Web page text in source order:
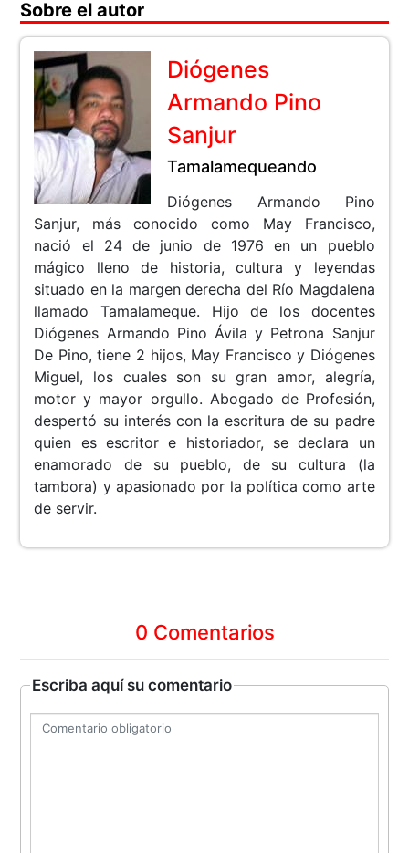
Sobre el autor
Diógenes
Armando Pino
Sanjur
Tamalamequeando
Diógenes Armando Pino
Sanjur, más conocido como May Francisco,
nació el 24 de junio de 1976 en un pueblo
mágico lleno de historia, cultura y leyendas
situado en la margen derecha del Río Magdalena
llamado Tamalameque. Hijo de los docentes
Diógenes Armando Pino Ávila y Petrona Sanjur
De Pino, tiene 2 hijos, May Francisco y Diógenes
Miguel, los cuales son su gran amor, alegría,
motor y mayor orgullo. Abogado de Profesión,
despertó su interés con la escritura de su padre
quien es escritor e historiador, se declara un
enamorado de su pueblo, de su cultura (la
tambora) y apasionado por la política como arte
de servir.
0 Comentarios
Escriba aquí su comentario